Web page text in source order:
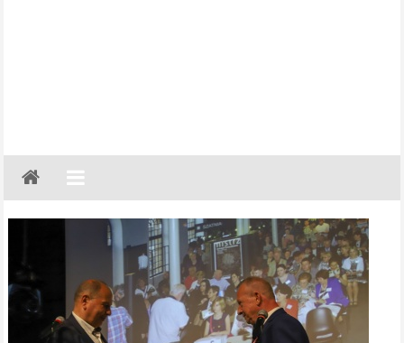
Gazeta
Regionalna
Częstochowa,
Lubliniec,
Myszków